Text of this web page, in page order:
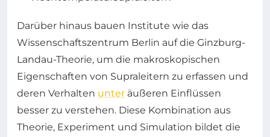
Darüber hinaus bauen Institute wie das
Wissenschaftszentrum Berlin auf die Ginzburg-
Landau-Theorie, um die makroskopischen
Eigenschaften von Supraleitern zu erfassen und
deren Verhalten unter äußeren Einflüssen
besser zu verstehen. Diese Kombination aus
Theorie, Experiment und Simulation bildet die